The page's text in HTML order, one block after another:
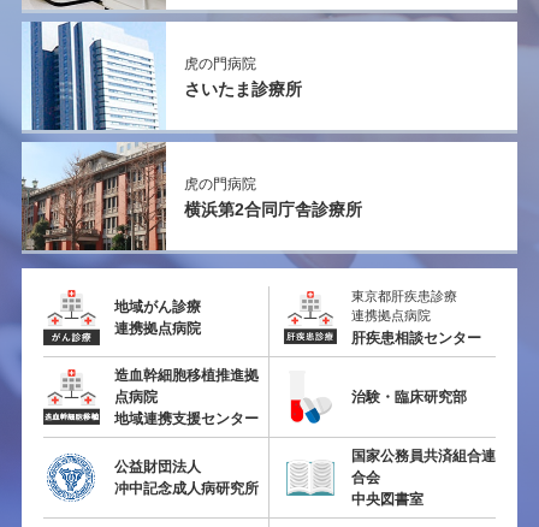
虎の門病院
さいたま診療所
虎の門病院
横浜第2合同庁舎診療所
地域がん診療
連携拠点病院
東京都肝疾患診療
連携拠点病院
肝疾患相談センター
造血幹細胞移植推進拠
点病院
地域連携支援センター
治験・臨床研究部
公益財団法人
冲中記念成人病研究所
国家公務員共済組合連
合会
中央図書室